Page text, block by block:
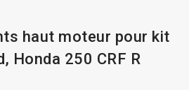
haut moteur pour kit
Honda 250 CRF R